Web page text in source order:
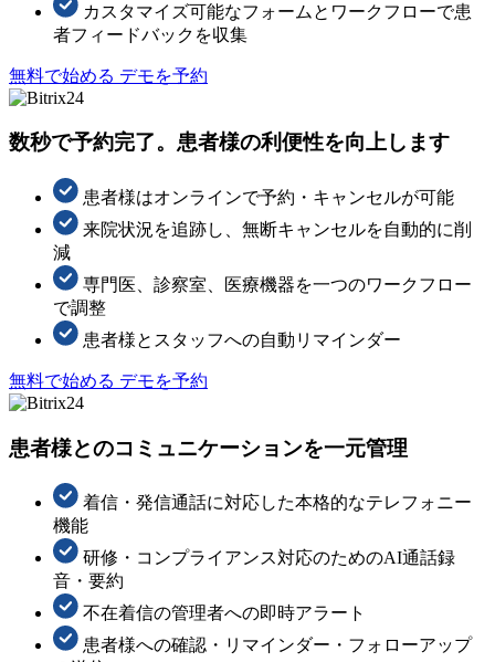
カスタマイズ可能なフォームとワークフローで患
者フィードバックを収集
無料で始める デモを予約
数秒で予約完了。患者様の利便性を向上します
患者様はオンラインで予約・キャンセルが可能
来院状況を追跡し、無断キャンセルを自動的に削
減
専門医、診察室、医療機器を一つのワークフロー
で調整
患者様とスタッフへの自動リマインダー
無料で始める デモを予約
患者様とのコミュニケーションを一元管理
着信・発信通話に対応した本格的なテレフォニー
機能
研修・コンプライアンス対応のためのAI通話録
音・要約
不在着信の管理者への即時アラート
患者様への確認・リマインダー・フォローアップ